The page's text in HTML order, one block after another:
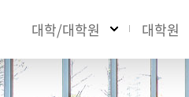
대학/대학원 대학원